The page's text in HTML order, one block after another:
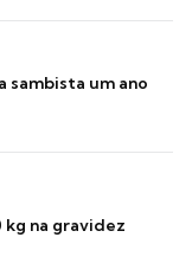
sambista um ano
kg na gravidez